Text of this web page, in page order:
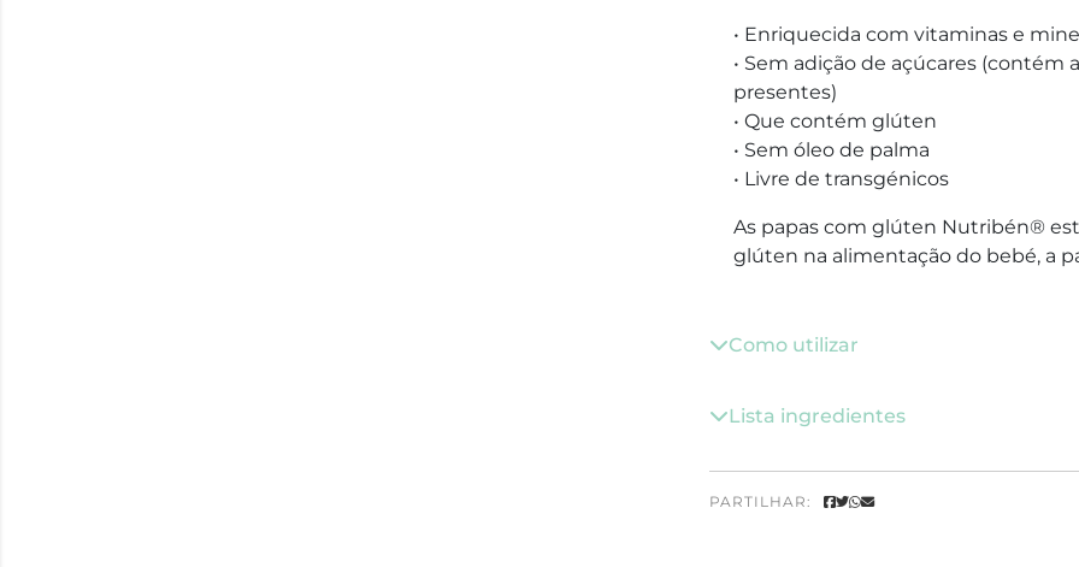
• Enriquecida com vitaminas e
• Sem adição de açúcares
presentes)
• Que contém glúten
• Sem óleo de palma
• Livre de transgénicos
As papas com glúten Nutribén®
glúten na alimentação do bebé, a
Como utilizar
Lista ingredientes
PARTILHAR: